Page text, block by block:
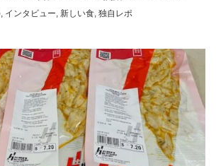
インタビュー 新しい食 独自レポ